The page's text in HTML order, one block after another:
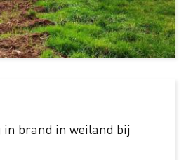
in brand in weiland bij